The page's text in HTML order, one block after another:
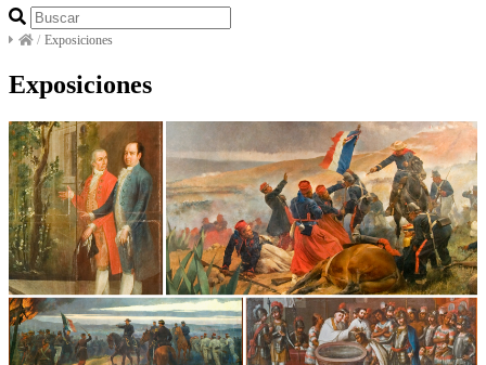
/ Exposiciones
Exposiciones